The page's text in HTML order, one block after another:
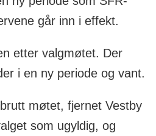
går inn i effekt.
etter valgmøtet. Der
i en ny periode og vant.
møtet, fjernet Vestby
som ugyldig, og